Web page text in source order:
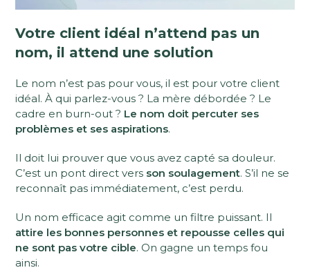
Votre client idéal n’attend pas un
nom, il attend une solution
Le nom n’est pas pour vous, il est pour votre client
idéal. À qui parlez-vous ? La mère débordée ? Le
cadre en burn-out ? Le nom doit percuter ses
problèmes et ses aspirations.
Il doit lui prouver que vous avez capté sa douleur.
C’est un pont direct vers son soulagement. S’il ne se
reconnaît pas immédiatement, c’est perdu.
Un nom efficace agit comme un filtre puissant. Il
attire les bonnes personnes et repousse celles qui
ne sont pas votre cible. On gagne un temps fou
ainsi.